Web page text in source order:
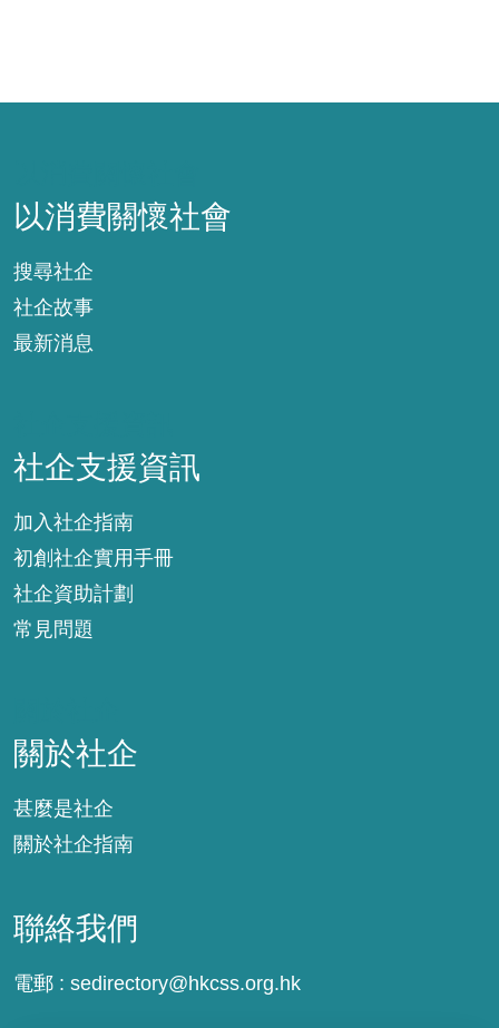
以消費關懷社會
搜尋社企
社企故事
最新消息
社企支援資訊
加入社企指南
初創社企實用手冊
社企資助計劃
常見問題
關於社企
甚麼是社企
關於社企指南
聯絡我們
電郵 : sedirectory@hkcss.org.hk